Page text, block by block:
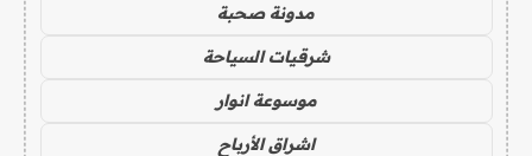
مدونة صحبة
شرقيات السياحة
موسوعة انوار
اشراق الأرباح